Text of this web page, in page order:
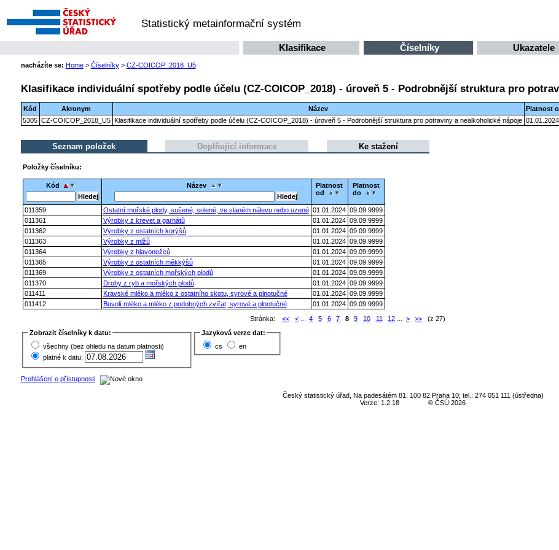
Statistický metainformační systém
Klasifikace Číselníky Ukazatele
nacházíte se: Home> Číselníky> CZ-COICOP_2018_U5
Klasifikace individuální spotřeby podle účelu (CZ-COICOP_2018) - úroveň 5 - Podrobnější struktura pro
Kód Akronym Název Platnost
5305 CZ-COICOP_2018_U5 Klasifikace individuální spotřeby podle účelu (CZ-COICOP_2018) - úroveň 5 - Podrobnější struktura pro potraviny a nealkoholické nápoje 01.01.2024
Seznam položek Doplňující informace Ke stažení
Položky číselníku:
Kód Název
Platnost
od
Platnost
do
011359 Ostatní mořské plody, sušené, solené, ve slaném nálevu nebo uzené 01.01.2024 09.09.9999
011361
Výrobky z krevet a garnátů 01.01.2024 09.09.9999
011362
Výrobky z ostatních korýšů 01.01.2024 09.09.9999
011363
Výrobky z mlžů 01.01.2024 09.09.9999
011364
Výrobky z hlavonožců 01.01.2024 09.09.9999
011365
Výrobky z ostatních měkkýšů 01.01.2024 09.09.9999
011369
Výrobky z ostatních mořských plodů 01.01.2024 09.09.9999
011370
Droby z ryb a mořských plodů 01.01.2024 09.09.9999
011411
Kravské mléko a mléko z ostatního skotu, syrové a plnotučné 01.01.2024 09.09.9999
011412
Buvolí mléko a mléko z podobných zvířat, syrové a plnotučné 01.01.2024 09.09.9999
Stránka: << <... 4 5 6 7 8 9 10 11 12 > >> (z 27)
Zobrazit číselníky k datu:
všechny (bez ohledu na datum platnosti)
platné k datu:
Jazyková verze dat:
cs
en
Prohlášení o přístupnosti
Český statistický úřad, Na padesátém 81, 100 82 Praha 10; tel.: 274 051 111 (ústředna)
Verze: 1.2.18
© ČSÚ 2026